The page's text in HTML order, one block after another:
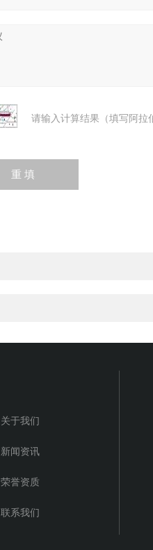
请输入计算结果（填写阿拉
关于我们
新闻资讯
荣誉资质
联系我们